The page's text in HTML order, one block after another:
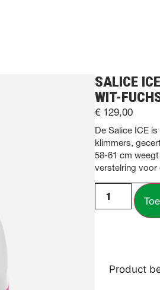
SALICE
WIT-
€129,00
De Salice ICE
klimmers,
58-61 cm
verstelring voor
Product